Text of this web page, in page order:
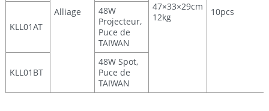
Alliage
47×33×29cm
12kg
10pcs
KLL01AT
48W
Projecteur,
Puce de
TAIWAN
KLL01BT
48W Spot,
Puce de
TAIWAN